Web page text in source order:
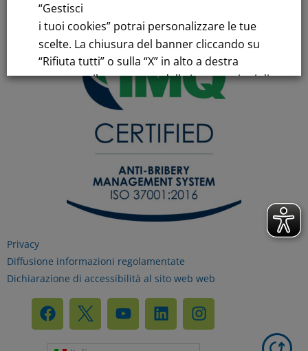
Privacy
Diffusione informazioni regolamentate
Dichiarazione di accessibilità al sito web web
“Gestisci
i tuoi cookies” potrai personalizzare le tue
scelte. La chiusura del banner cliccando su
“Rifiuta tutti” o sulla “X” in alto a destra
comporta il permanere delle impostazioni di
default e la continuazione della navigazione
in assenza di cookie o altri strumenti di
tracciamento diversi da quelli tecnici.
Per maggiori informazioni consulta la
Informativa sui dati personali e cookie
RIFIUTA TUTTI
GESTISCI I TUOI COOKIES